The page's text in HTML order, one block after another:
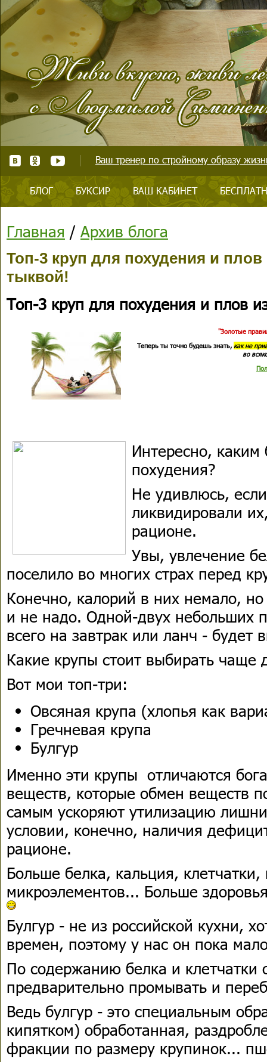
Ваш тренер по стройному образу
БЛОГ БУКСИР ВАШ КАБИНЕТ
Главная / Архив блога
Топ-3 круп для похудения и
тыквой!
Топ-3 круп для похудения и плов
"Золотые
Теперь ты точно будешь знать, как не
во
Интересно,
похудения?
Не удивлюсь,
ликвидировали
рационе.
Увы, увлечение
поселило во многих страх перед
Конечно, калорий в них немало,
и не надо. Одной-двух небольших
всего на завтрак или ланч - будет
Какие крупы стоит выбирать чаще
Вот мои топ-три:
Овсяная крупа (хлопья как
Гречневая крупа
Булгур
Именно эти крупы отличаются
веществ, которые обмен веществ
самым ускоряют утилизацию
условии, конечно, наличия
рационе.
Больше белка, кальция,
микроэлементов... Больше
Булгур - не из российской кухни,
времен, поэтому у нас он пока
По содержанию белка и клетчатки
предварительно промывать и
Ведь булгур - это специальным
кипятком) обработанная,
фракции по размеру крупинок...